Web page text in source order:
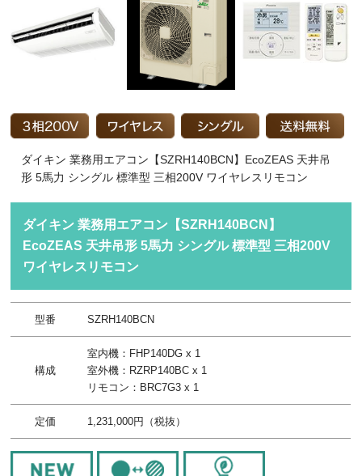
ダイキン 業務用エアコン【SZRH140BCN】EcoZEAS 天井吊
形 5馬力 シングル 標準型 三相200V ワイヤレスリモコン
ダイキン 業務用エアコン【SZRH140BCN】
EcoZEAS 天井吊形 5馬力 シングル 標準型 三相200V
ワイヤレスリモコン
型番 SZRH140BCN
構成
室内機：FHP140DG x 1
室外機：RZRP140BC x 1
リモコン：BRC7G3 x 1
定価 1,231,000円（税抜）